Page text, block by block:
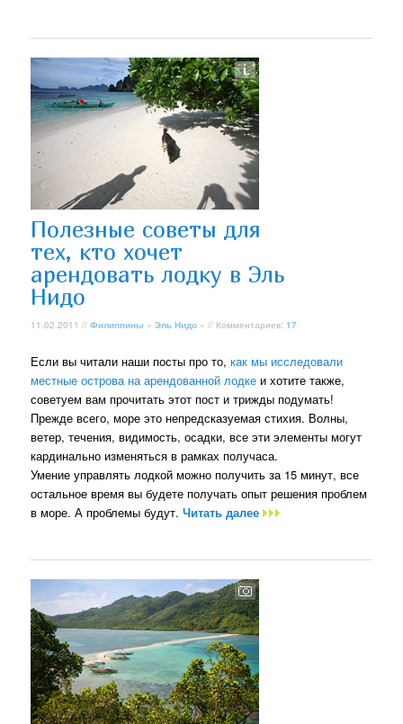
Полезные советы для
тех, кто хочет
арендовать лодку в Эль
Нидо
11.02.2011 //Филиппины »Эль Нидо » // Комментариев:17
Если вы читали наши посты про то,как мы исследовали
местные острова на арендованной лодке и хотите также,
советуем вам прочитать этот пост и трижды подумать!
Прежде всего, море это непредсказуемая стихия. Волны,
ветер, течения, видимость, осадки, все эти элементы могут
кардинально изменяться в рамках получаса.
Умение управлять лодкой можно получить за 15 минут, все
остальное время вы будете получать опыт решения проблем
в море. А проблемы будут.Читать далее